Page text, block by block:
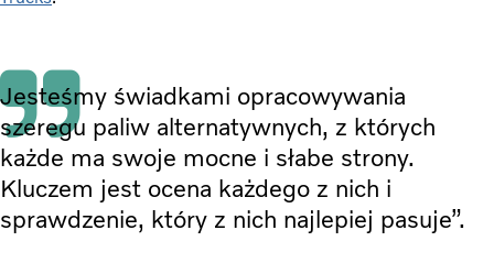
Jesteśmy świadkami opracowywania
szeregu paliw alternatywnych, z których
każde ma swoje mocne i słabe strony.
Kluczem jest ocena każdego z nich i
sprawdzenie, który z nich najlepiej pasuje”.